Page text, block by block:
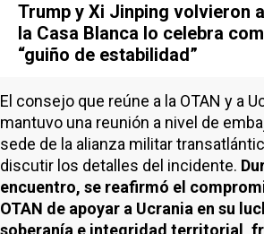
Trump y Xi Jinping volvieron
la Casa Blanca lo celebra
“guiño de estabilidad”
El consejo que reúne a la OTAN y a
mantuvo una reunión a nivel de
sede de la alianza militar
discutir los detalles del incidente.
encuentro, se reafirmó el
OTAN de apoyar a Ucrania en su
soberanía e integridad territorial,